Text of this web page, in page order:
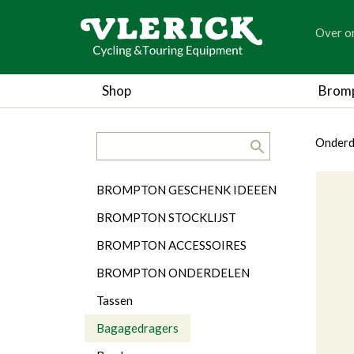
Over
Shop
Categorieën
BROMPTON GESCHENK IDEEEN
BROMPTON STOCKLIJST
BROMPTON ACCESSOIRES
BROMPTON ONDERDELEN
Tassen
Bagagedragers